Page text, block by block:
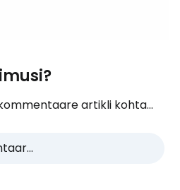
artikli kohta...